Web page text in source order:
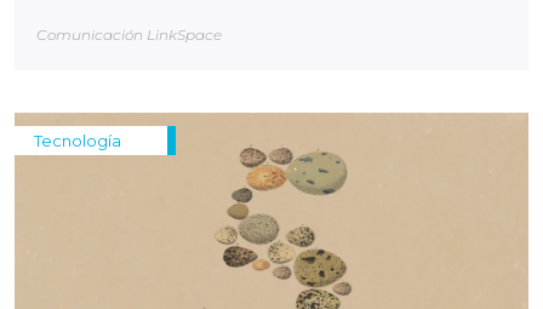
Comunicación LinkSpace
Tecnología